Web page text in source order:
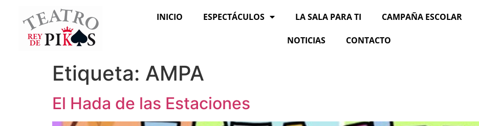
INICIO ESPECTÁCULOS LA SALA PARA TI CAMPAÑA ESCOLAR
NOTICIAS CONTACTO
Etiqueta: AMPA
El Hada de las Estaciones